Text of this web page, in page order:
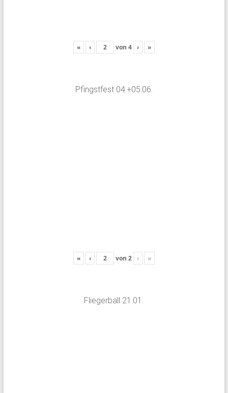
« ‹ von 4 › »
Pfingstfest 04.+05.06.
« ‹ von 2 › »
Fliegerball 21.01.